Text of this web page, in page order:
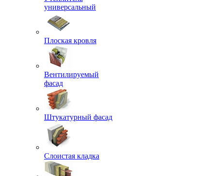
универсальный
Плоская кровля
Вентилируемый
фасад
Штукатурный фасад
Слоистая кладка